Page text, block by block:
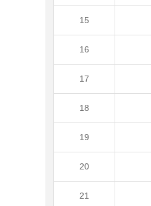
15
16
17
18
19
20
21